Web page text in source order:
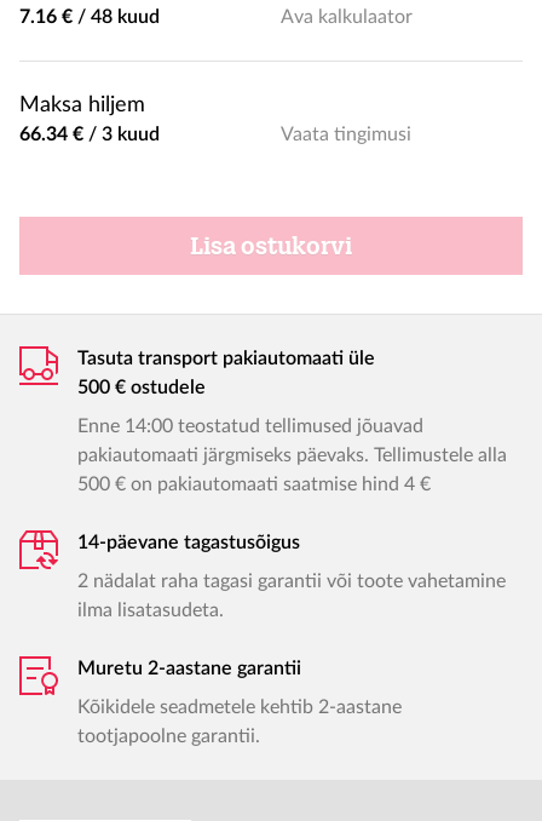
7.16 € / 48 kuud Ava kalkulaator
Maksa hiljem
66.34 € / 3 kuud Vaata tingimusi
Lisa ostukorvi
Tasuta transport pakiautomaati üle
500 € ostudele
Enne 14:00 teostatud tellimused jõuavad
pakiautomaati järgmiseks päevaks. Tellimustele alla
500 € on pakiautomaati saatmise hind 4 €
14-päevane tagastusõigus
2 nädalat raha tagasi garantii või toote vahetamine
ilma lisatasudeta.
Muretu 2-aastane garantii
Kõikidele seadmetele kehtib 2-aastane
tootjapoolne garantii.